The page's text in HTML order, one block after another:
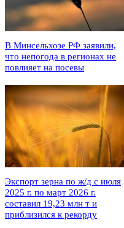
В Минсельхозе РФ заявили,
что непогода в регионах не
повлияет на посевы
Экспорт зерна по ж/д с июля
2025 г. по март 2026 г.
составил 19,23 млн т и
приблизился к рекорду